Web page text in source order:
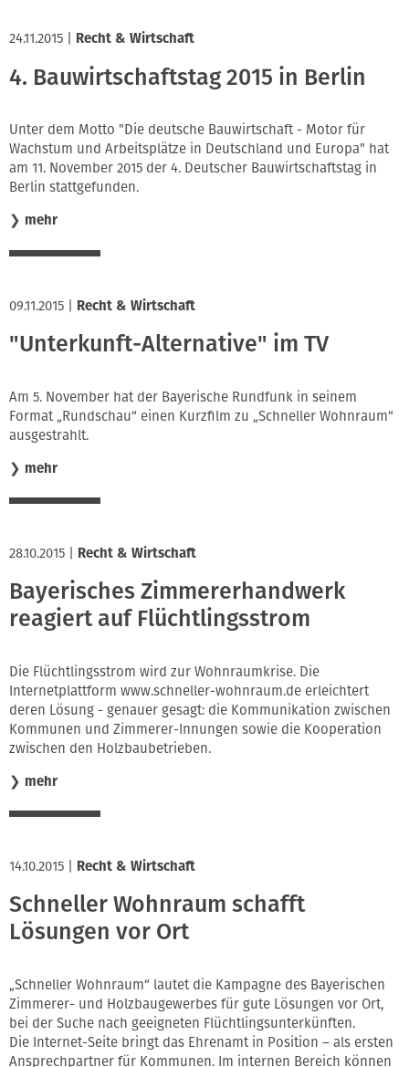
24.11.2015 Recht & Wirtschaft
4. Bauwirtschaftstag 2015 in Berlin
Unter dem Motto "Die deutsche Bauwirtschaft - Motor für
Wachstum und Arbeitsplätze in Deutschland und Europa" hat
am 11. November 2015 der 4. Deutscher Bauwirtschaftstag in
Berlin stattgefunden.
❯ mehr
09.11.2015 Recht & Wirtschaft
"Unterkunft-Alternative" im TV
Am 5. November hat der Bayerische Rundfunk in seinem
Format „Rundschau“ einen Kurzfilm zu „Schneller Wohnraum“
ausgestrahlt.
❯ mehr
28.10.2015 Recht & Wirtschaft
Bayerisches Zimmererhandwerk
reagiert auf Flüchtlingsstrom
Die Flüchtlingsstrom wird zur Wohnraumkrise. Die
Internetplattform www.schneller-wohnraum.de erleichtert
deren Lösung - genauer gesagt: die Kommunikation zwischen
Kommunen und Zimmerer-Innungen sowie die Kooperation
zwischen den Holzbaubetrieben.
❯ mehr
14.10.2015 Recht & Wirtschaft
Schneller Wohnraum schafft
Lösungen vor Ort
„Schneller Wohnraum“ lautet die Kampagne des Bayerischen
Zimmerer- und Holzbaugewerbes für gute Lösungen vor Ort,
bei der Suche nach geeigneten Flüchtlingsunterkünften.
Die Internet-Seite bringt das Ehrenamt in Position – als ersten
Ansprechpartner für Kommunen. Im internen Bereich können